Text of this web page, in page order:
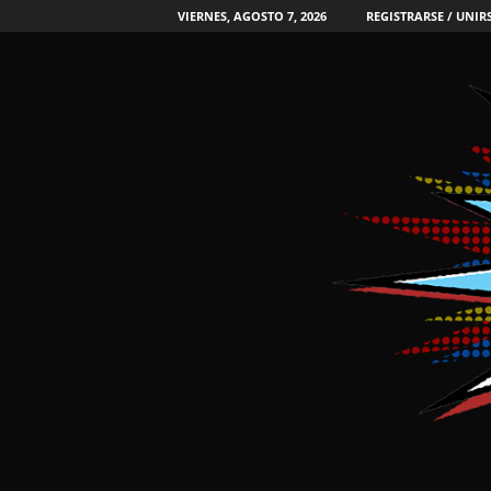
VIERNES, AGOSTO 7, 2026 REGISTRARSE /